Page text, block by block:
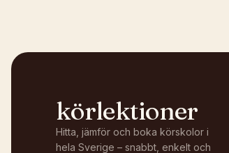
körlektioner
Hitta, jämför och boka körskolor i
hela Sverige – snabbt, enkelt och